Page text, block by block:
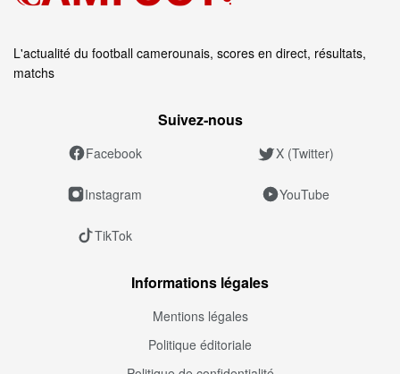
L'actualité du football camerounais, scores en direct, résultats,
matchs
Suivez‑nous
Facebook X (Twitter)
Instagram YouTube
TikTok
Informations légales
Mentions légales
Politique éditoriale